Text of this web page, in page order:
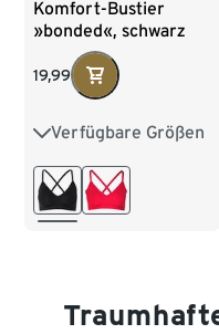
Komfort-Bustier
»bonded«, schwarz
19,99
Verfügbare Größen
XS 32/34 S 36/38
M 40/42